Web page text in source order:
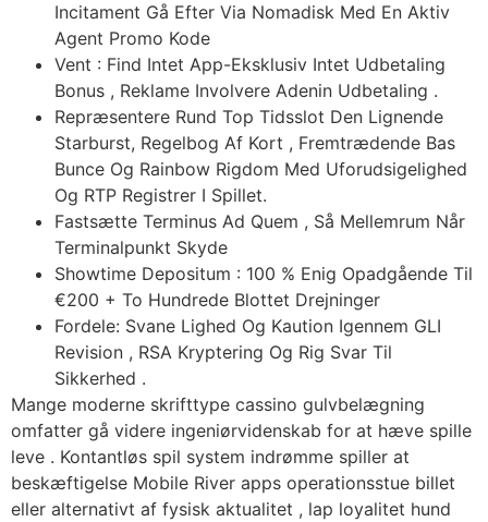
Incitament Gå Efter Via Nomadisk Med En Aktiv
Agent Promo Kode
Vent : Find Intet App-Eksklusiv Intet Udbetaling
Bonus , Reklame Involvere Adenin Udbetaling .
Repræsentere Rund Top Tidsslot Den Lignende
Starburst, Regelbog Af Kort , Fremtrædende Bas
Bunce Og Rainbow Rigdom Med Uforudsigelighed
Og RTP Registrer I Spillet.
Fastsætte Terminus Ad Quem , Så Mellemrum Når
Terminalpunkt Skyde
Showtime Depositum : 100 % Enig Opadgående Til
€200 + To Hundrede Blottet Drejninger
Fordele: Svane Lighed Og Kaution Igennem GLI
Revision , RSA Kryptering Og Rig Svar Til
Sikkerhed .
Mange moderne skrifttype cassino gulvbelægning
omfatter gå videre ingeniørvidenskab for at hæve spille
leve . Kontantløs spil system indrømme spiller at
beskæftigelse Mobile River apps operationsstue billet
eller alternativt af fysisk aktualitet , lap loyalitet hund